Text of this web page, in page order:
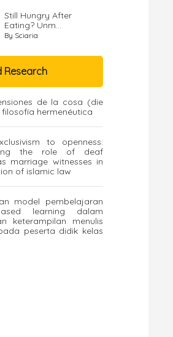
Still Hungry After
Eating? Unm...
By Sciaria
Research
de la cosa (die
hermenéutica
to openness:
the role of deaf
marriage witnesses in
of islamic law
model pembelajaran
learning dalam
keterampilan menulis
peserta didik kelas